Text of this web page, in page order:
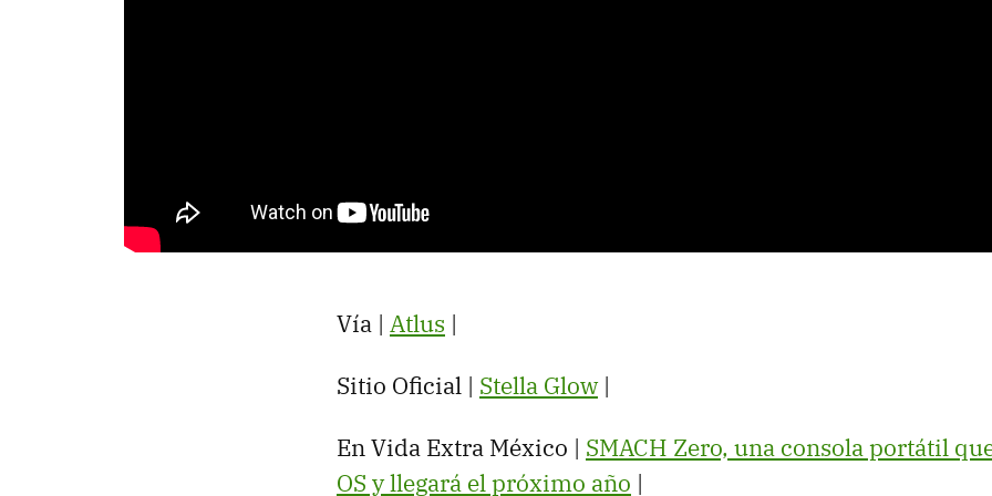
Vía | Atlus |
Sitio Oficial | Stella Glow|
En Vida Extra México | SMACH Zero, una consola portátil
OS y llegará el próximo año ‏|